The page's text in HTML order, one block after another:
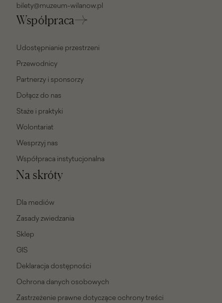
bilety@muzeum-wilanow.pl
Współpraca
Udostępnianie przestrzeni
Przewodnicy
Partnerzy i sponsorzy
Dołącz do nas
Staże i praktyki
Wolontariat
Wesprzyj nas
Współpraca instytucjonalna
Na skróty
Dla mediów
Zasady zwiedzania
Sklep
GIS
Deklaracja dostępności
Ochrona danych osobowych
Zastrzeżenie prawne dotyczące ochrony treści